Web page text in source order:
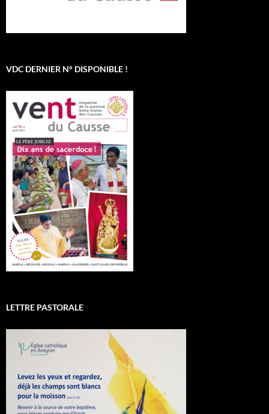
VDC DERNIER N° DISPONIBLE !
LETTRE PASTORALE